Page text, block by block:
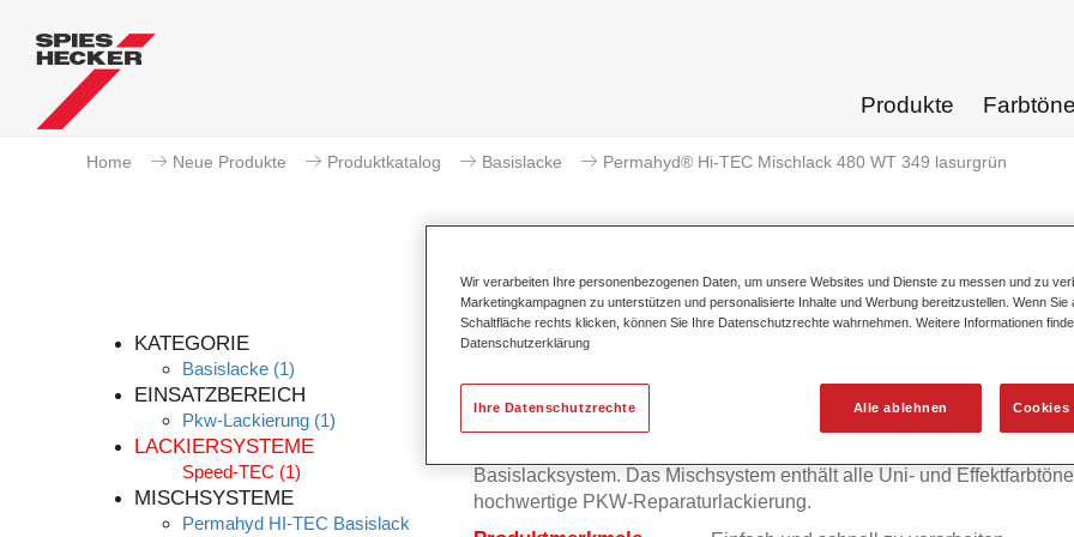
Produkte Farbtöne
Home Neue Produkte Produktkatalog Basislacke Permahyd® Hi-TEC Mischlack 480 WT 349 lasurgrün
KATEGORIE
Basislacke (1)
EINSATZBEREICH
Pkw-Lackierung (1)
LACKIERSYSTEME
Speed-TEC (1)
MISCHSYSTEME
Permahyd HI-TEC Basislack
Permahyd® Hi-TEC Mischlack
Basislacksystem. Das Mischsystem enthält alle Uni- und
hochwertige PKW-Reparaturlackierung.
Wir verarbeiten Ihre personenbezogenen Daten, um unsere Websites und Dienste zu messen und zu
Marketingkampagnen zu unterstützen und personalisierte Inhalte und Werbung bereitzustellen. Wenn Sie
Schaltfläche rechts klicken, können Sie Ihre Datenschutzrechte wahrnehmen. Weitere Informationen
Datenschutzerklärung
Alle ablehnen Cookies
Ihre Datenschutzrechte